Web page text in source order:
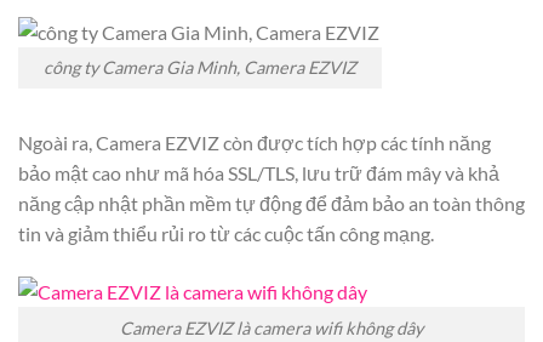
công ty Camera Gia Minh, Camera EZVIZ
Ngoài ra, Camera EZVIZ còn được tích hợp các tính năng
bảo mật cao như mã hóa SSL/TLS, lưu trữ đám mây và khả
năng cập nhật phần mềm tự động để đảm bảo an toàn thông
tin và giảm thiểu rủi ro từ các cuộc tấn công mạng.
Camera EZVIZ là camera wifi không dây